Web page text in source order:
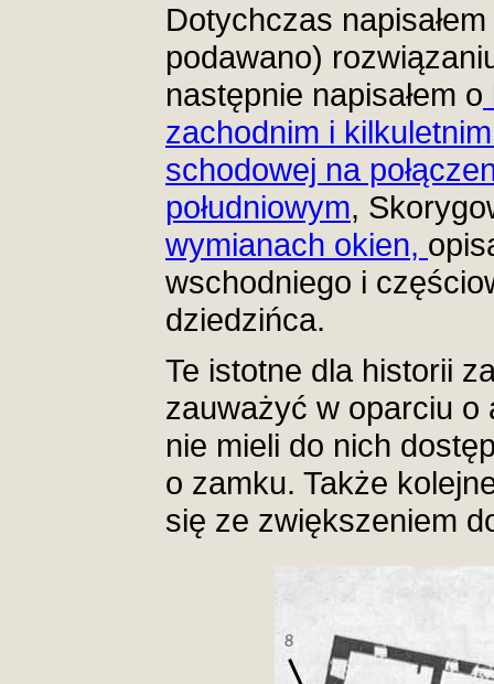
Dotychczas
podawano)
następnie napisałem o
zachodnim i
schodowej na
południowym,
wymianach okien,
wschodniego i
dziedzińca.
Te istotne dla historii
zauważyć w oparciu o
nie mieli do nich
o zamku. Także
się ze zwiększeniem